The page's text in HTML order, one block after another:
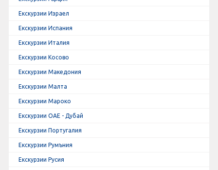
Екскурзии Израел
Екскурзии Испания
Екскурзии Италия
Екскурзии Косово
Екскурзии Македония
Екскурзии Малта
Екскурзии Мароко
Екскурзии ОАЕ - Дубай
Екскурзии Португалия
Екскурзии Румъния
Екскурзии Русия